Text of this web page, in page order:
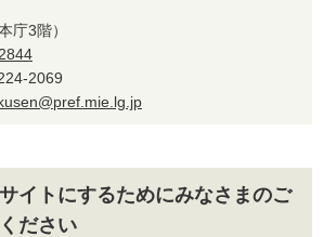
庁3階）
2069
イトにするためにみなさまのご
ださい